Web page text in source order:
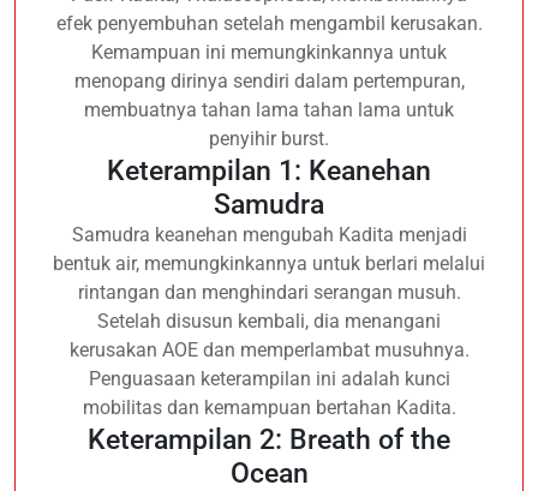
efek penyembuhan setelah mengambil kerusakan.
Kemampuan ini memungkinkannya untuk
menopang dirinya sendiri dalam pertempuran,
membuatnya tahan lama tahan lama untuk
penyihir burst.
Keterampilan 1: Keanehan
Samudra
Samudra keanehan mengubah Kadita menjadi
bentuk air, memungkinkannya untuk berlari melalui
rintangan dan menghindari serangan musuh.
Setelah disusun kembali, dia menangani
kerusakan AOE dan memperlambat musuhnya.
Penguasaan keterampilan ini adalah kunci
mobilitas dan kemampuan bertahan Kadita.
Keterampilan 2: Breath of the
Ocean